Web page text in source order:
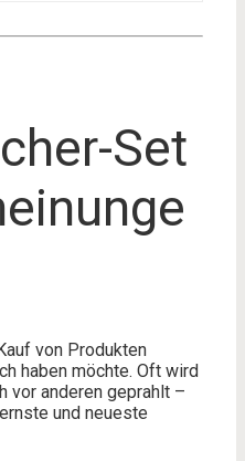
Set
von Produkten
haben möchte. Oft wird
vor anderen geprahlt –
und neueste